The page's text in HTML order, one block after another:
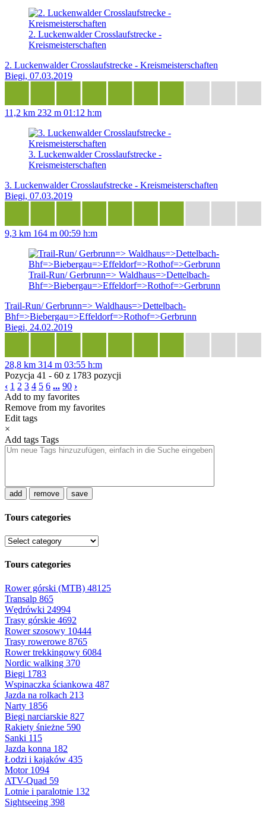
2. Luckenwalder Crosslaufstrecke -
Kreismeisterschaften
2. Luckenwalder Crosslaufstrecke - Kreismeisterschaften
Biegi, 07.03.2019
11,2 km 232 m 01:12 h:m
3. Luckenwalder Crosslaufstrecke -
Kreismeisterschaften
3. Luckenwalder Crosslaufstrecke - Kreismeisterschaften
Biegi, 07.03.2019
9,3 km 164 m 00:59 h:m
Trail-Run/ Gerbrunn=> Waldhaus=>Dettelbach-
Bhf=>Biebergau=>Effeldorf=>Rothof=>Gerbrunn
Trail-Run/ Gerbrunn=> Waldhaus=>Dettelbach-
Bhf=>Biebergau=>Effeldorf=>Rothof=>Gerbrunn
Biegi, 24.02.2019
28,8 km 314 m 03:55 h:m
Pozycja 41 - 60 z 1783 pozycji
‹ 1 2 3 4 5 6 ... 90 ›
Add to my favorites
Remove from my favorites
Edit tags
×
Add tags Tags
add remove save
Tours categories
Tours categories
Rower górski (MTB) 48125
Transalp 865
Wędrówki 24994
Trasy górskie 4692
Rower szosowy 10444
Trasy rowerowe 8765
Rower trekkingowy 6084
Nordic walking 370
Biegi 1783
Wspinaczka ściankowa 487
Jazda na rolkach 213
Narty 1856
Biegi narciarskie 827
Rakiety śnieżne 590
Sanki 115
Jazda konna 182
Łodzi i kajaków 435
Motor 1094
ATV-Quad 59
Lotnie i paralotnie 132
Sightseeing 398